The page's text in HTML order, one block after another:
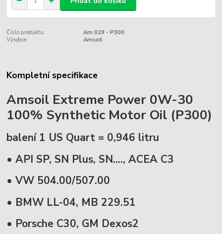
Číslo produktu:
Am 029 - P300
Výrobce:
Amsoil
Kompletní specifikace
Amsoil Extreme Power 0W-30
100% Synthetic Motor Oil (P300)
balení 1 US Quart = 0,946 litru
• API SP, SN Plus, SN...., ACEA C3
• VW 504.00/507.00
• BMW LL-04, MB 229.51
• Porsche C30, GM Dexos2